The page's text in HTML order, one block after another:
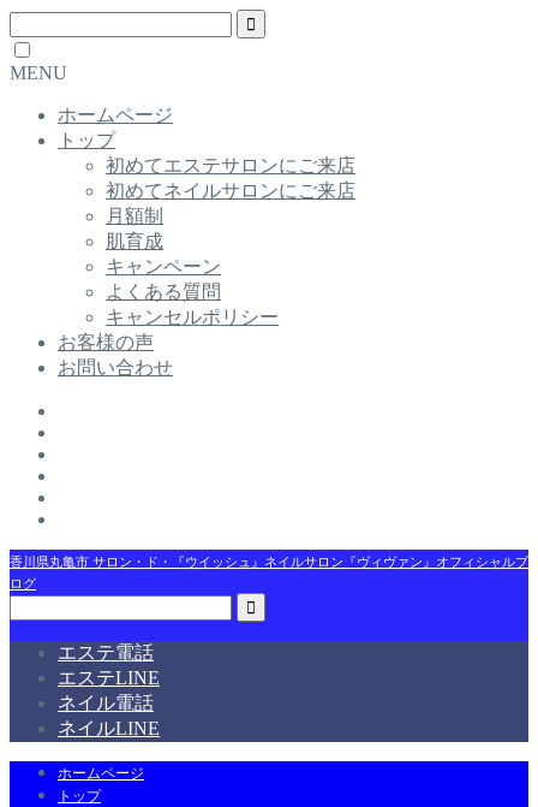
MENU
ホームページ
トップ
初めてエステサロンにご来店
初めてネイルサロンにご来店
月額制
肌育成
キャンペーン
よくある質問
キャンセルポリシー
お客様の声
お問い合わせ
香川県丸亀市 サロン・ド・『ウイッシュ』ネイルサロン『ヴィヴァン』オフィシャルブ
ログ
エステ電話
エステLINE
ネイル電話
ネイルLINE
ホームページ
トップ